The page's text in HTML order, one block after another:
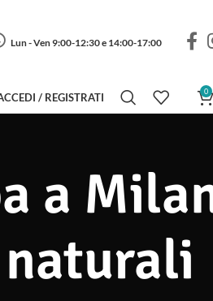
Lun - Ven 9:00-12:30 e 14:00-17:00
/ REGISTRATI 0
a